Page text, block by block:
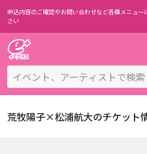
申込内容のご確認やお問い合わせなど各種メニュー
さい
荒牧陽子×松浦航大のチケット